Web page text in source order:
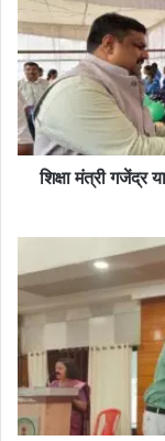
शिक्षा मंत्री गजेंद्र